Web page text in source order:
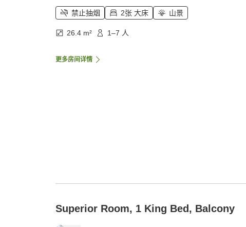
禁止抽烟 2张 大床 山景
26.4 m² 1–7 人
更多房间详情
Superior Room, 1 King Bed, Balcony